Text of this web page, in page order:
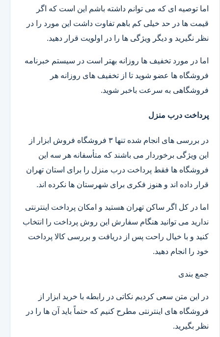
اما توصیه ای که می توانم داشته باشم این است که اگر
قیمت ها در حد خیلی کم باهم تفاوت داشت این مورد را در
نظر نگیرید و دیگر ویژگی ها را در اولویت قرار دهید.
اما در مورد تخفیف ها روزانه بهتر است در سیستم خبرنامه
فروشگاه ها عضو شوید تا از تخفیف های روزانه هر
فروشگاهی به سرعت باخبر شوید.
پرداخت درب منزل
در بررسی های انجام شده تنها ۳ فروشگاه فروش ابزار از
این ویژگی برخوردار می باشند که متأسفانه هر سه این
فروشگاه ها فقط پرداخت درب منزل را برای استان تهران
قرار داده اند و هنوز فکری برای شهرستان ها نکرده اند.
اما در کل اگر ساکن تهران هستید و امکان پرداخت اینترنتی
ندارید می توانید هنگام سفارش این روش پرداخت را انتخاب
کنید و با خیال راحت پس از دریافت و بررسی کالا پرداخت
خود را انجام دهید.
جمع بندی
در این متن سعی کردیم نکاتی در رابطه با خرید ابزار از
فروشگاه های اینترنتی مطرح کنیم که حتماً باید آن ها را در
نظر بگیرید.